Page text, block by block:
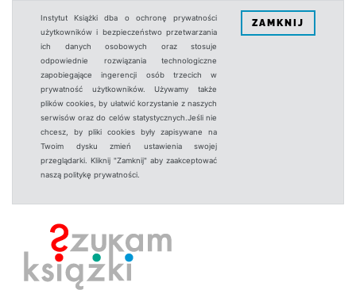
Instytut Książki dba o ochronę prywatności
użytkowników i bezpieczeństwo przetwarzania
ich danych osobowych oraz stosuje
odpowiednie rozwiązania technologiczne
zapobiegające ingerencji osób trzecich w
prywatność użytkowników. Używamy także
plików cookies, by ułatwić korzystanie z naszych
serwisów oraz do celów statystycznych.Jeśli nie
chcesz, by pliki cookies były zapisywane na
Twoim dysku zmień ustawienia swojej
przeglądarki. Kliknij "Zamknij" aby zaakceptować
naszą politykę prywatności.
ZAMKNIJ